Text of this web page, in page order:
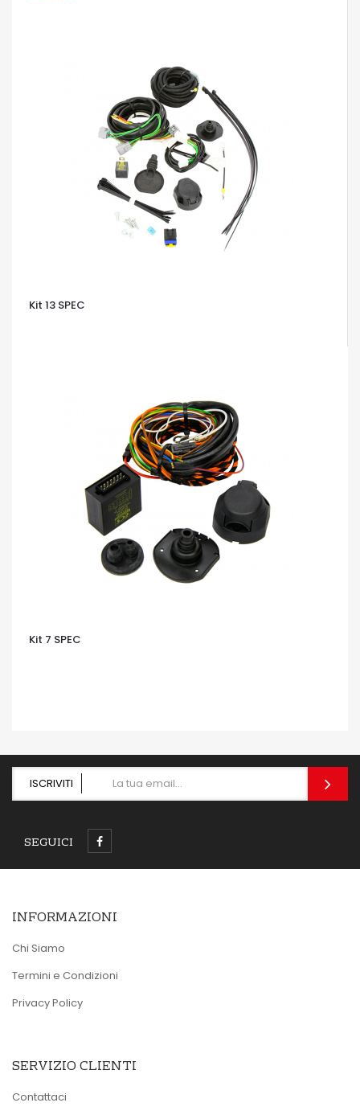
Kit 13 SPEC
Kit 7 SPEC
ISCRIVITI
SEGUICI
INFORMAZIONI
Chi Siamo
Termini e Condizioni
Privacy Policy
SERVIZIO CLIENTI
Contattaci